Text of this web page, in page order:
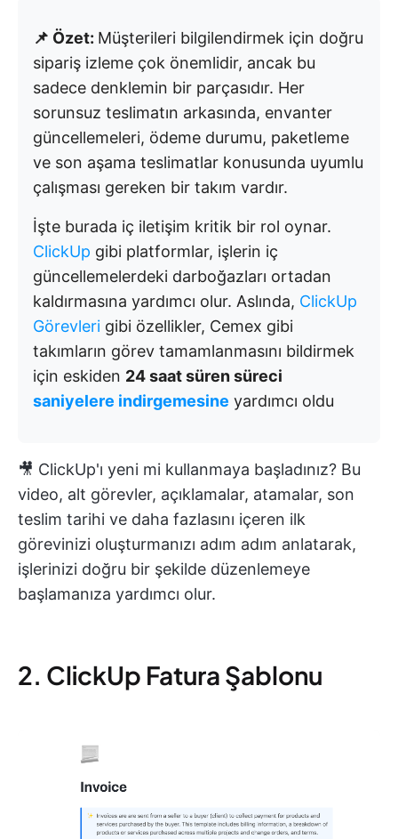
📌 Özet: Müşterileri bilgilendirmek için doğru
sipariş izleme çok önemlidir, ancak bu
sadece denklemin bir parçasıdır. Her
sorunsuz teslimatın arkasında, envanter
güncellemeleri, ödeme durumu, paketleme
ve son aşama teslimatlar konusunda uyumlu
çalışması gereken bir takım vardır.
İşte burada iç iletişim kritik bir rol oynar.
ClickUp gibi platformlar, işlerin iç
güncellemelerdeki darboğazları ortadan
kaldırmasına yardımcı olur. Aslında, ClickUp
Görevleri gibi özellikler, Cemex gibi
takımların görev tamamlanmasını bildirmek
için eskiden 24 saat süren süreci
saniyelere indirgemesine yardımcı oldu
🎥 ClickUp'ı yeni mi kullanmaya başladınız? Bu
video, alt görevler, açıklamalar, atamalar, son
teslim tarihi ve daha fazlasını içeren ilk
görevinizi oluşturmanızı adım adım anlatarak,
işlerinizi doğru bir şekilde düzenlemeye
başlamanıza yardımcı olur.
2. ClickUp Fatura Şablonu